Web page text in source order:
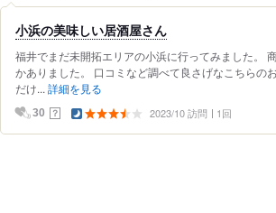
小浜の美味しい居酒屋さん
福井でまだ未開拓エリアの小浜に行ってみました。
かありました。 口コミなど調べて良さげなこちらの
だけ... 詳細を見る
30 ？ 2023/10 訪問 1回